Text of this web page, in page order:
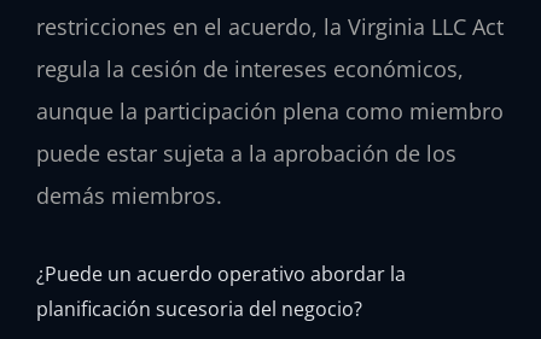
restricciones en el acuerdo, la Virginia LLC Act
regula la cesión de intereses económicos,
aunque la participación plena como miembro
puede estar sujeta a la aprobación de los
demás miembros.
¿Puede un acuerdo operativo abordar la
planificación sucesoria del negocio?